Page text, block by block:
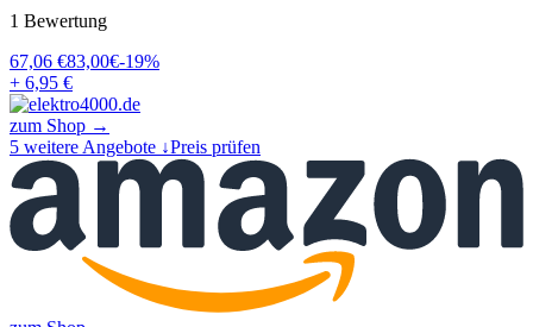
1 Bewertung
67,06 €83,00€-19%
+ 6,95 €
zum Shop →
5 weitere Angebote ↓Preis prüfen